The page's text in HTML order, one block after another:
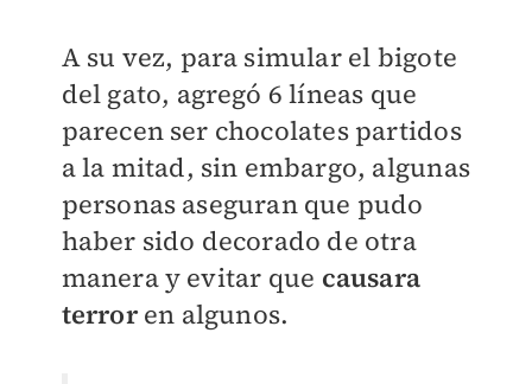
A su vez, para simular el bigote
del gato, agregó 6 líneas que
parecen ser chocolates partidos
a la mitad, sin embargo, algunas
personas aseguran que pudo
haber sido decorado de otra
manera y evitar que causara
terroren algunos.